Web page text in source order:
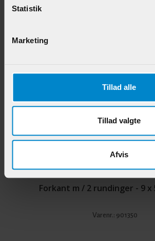
Statistik
Marketing
Tillad alle
Tillad valgte
Afvis
Andre produkter i
Forkant m / 2 rundinger - 9 x
Varenr.: 901350